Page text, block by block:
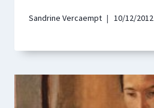
Sandrine Vercaempt 10/12/2012